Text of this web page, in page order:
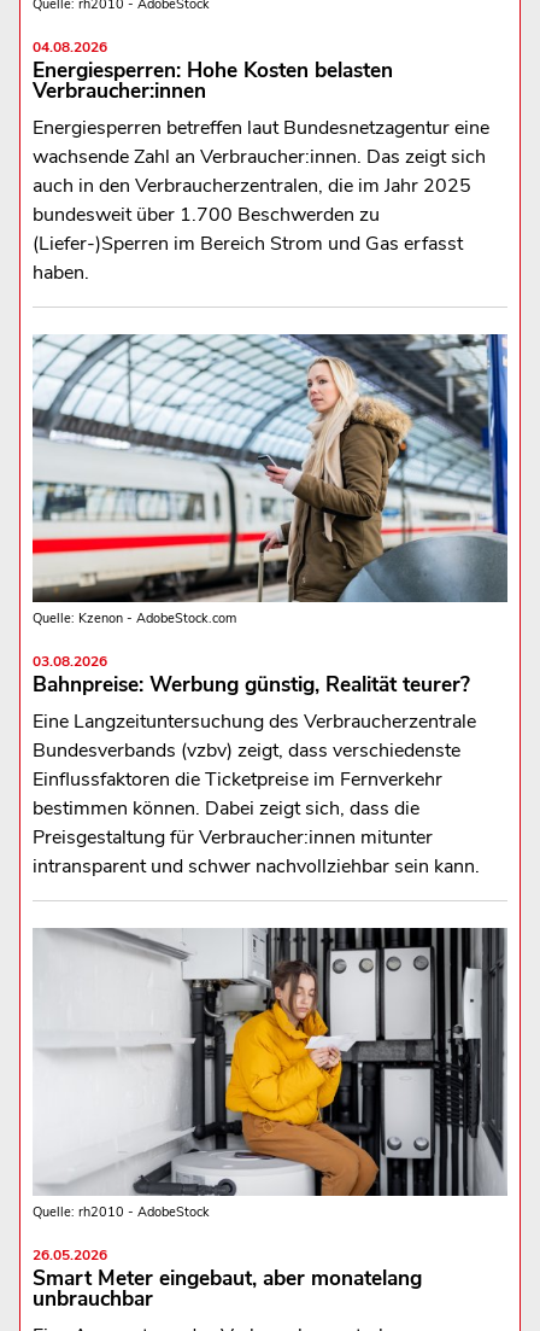
Quelle: rh2010 - AdobeStock
04.08.2026
Energiesperren: Hohe Kosten belasten
Verbraucher:innen
Energiesperren betreffen laut Bundesnetzagentur eine
wachsende Zahl an Verbraucher:innen. Das zeigt sich
auch in den Verbraucherzentralen, die im Jahr 2025
bundesweit über 1.700 Beschwerden zu
(Liefer-)Sperren im Bereich Strom und Gas erfasst
haben.
Quelle: Kzenon - AdobeStock.com
03.08.2026
Bahnpreise: Werbung günstig, Realität teurer?
Eine Langzeituntersuchung des Verbraucherzentrale
Bundesverbands (vzbv) zeigt, dass verschiedenste
Einflussfaktoren die Ticketpreise im Fernverkehr
bestimmen können. Dabei zeigt sich, dass die
Preisgestaltung für Verbraucher:innen mitunter
intransparent und schwer nachvollziehbar sein kann.
Quelle: rh2010 - AdobeStock
26.05.2026
Smart Meter eingebaut, aber monatelang
unbrauchbar